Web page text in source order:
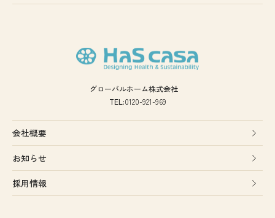
グローバルホーム株式会社
TEL:0120-921-969
会社概要
お知らせ
採用情報